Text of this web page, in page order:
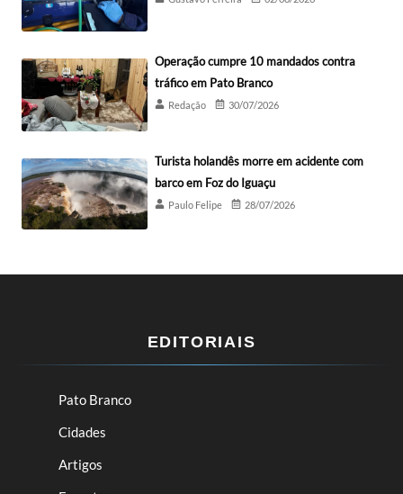
Operação cumpre 10 mandados contra
tráfico em Pato Branco
Redação 30/07/2026
Turista holandês morre em acidente com
barco em Foz do Iguaçu
Paulo Felipe 28/07/2026
EDITORIAIS
Pato Branco
Cidades
Artigos